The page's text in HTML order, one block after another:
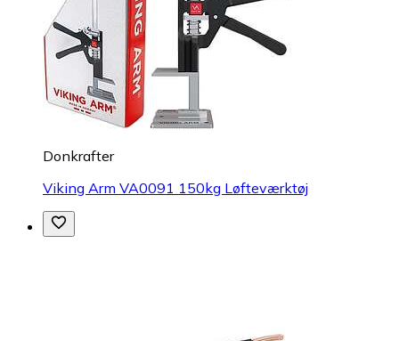
Donkrafter
Viking Arm VA0091 150kg Løfteværktøj